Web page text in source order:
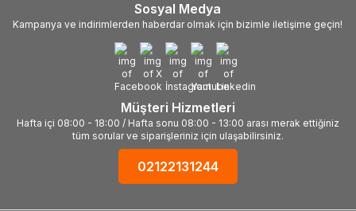
Sosyal Medya
Kampanya ve indirimlerden haberdar olmak için bizimle iletişime geçin!
Müşteri Hizmetleri
Hafta içi 08:00 - 18:00 / Hafta sonu 08:00 - 13:00 arası merak ettiğiniz
tüm sorular ve siparişleriniz için ulaşabilirsiniz.
02122131244